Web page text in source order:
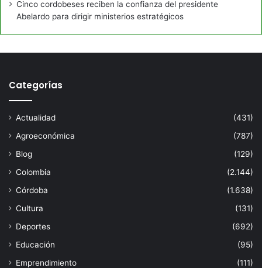
Cinco cordobeses reciben la confianza del presidente
Abelardo para dirigir ministerios estratégicos
Categorías
Actualidad
(431)
Agroeconómica
(787)
Blog
(129)
Colombia
(2.144)
Córdoba
(1.638)
Cultura
(131)
Deportes
(692)
Educación
(95)
Emprendimiento
(111)